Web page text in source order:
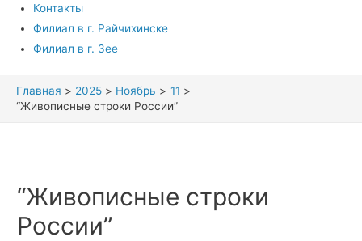
Контакты
Филиал в г. Райчихинске
Филиал в г. Зее
Главная 2025 Ноябрь
11
“Живописные строки России”
“Живописные строки
России”